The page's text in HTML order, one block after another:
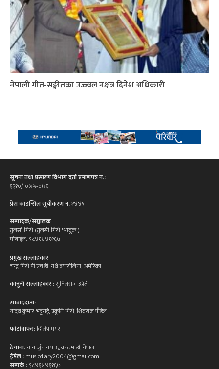
नेपाली गीत-सङ्गीतका उज्ज्वल नक्षत्र दिनेश अधिकारी
सूचना तथा प्रसारण विभाग दर्ता प्रमाणपत्र न.:
१२१०/ ०७५-०७६
प्रेस काउन्सिल सूचीकरण नं.१४४९
सम्पादक/सञ्चालक
तुलसी गिरी (तुलसी गिरी 'भावुक')
मोबाईल: ९८४१४४११६७
प्रमुख सल्लाहकार
चन्द्र गिरी पी.एच.डी. नर्थ क्यारोलिना, अमेरिका
कानुनी सल्लाहकार :सुनिलराज उप्रेती
सम्वाददाता:
यादव कुमार भट्टराई, प्रकृति गिरी, शिवराज पौडेल
फोटोग्राफर:दिलिप मगर
ठेगाना:नागार्जुन न.पा.६, काठमाडौं, नेपाल
ईमेल :musicdiary2004@gmail.com
सम्पर्क :९८४१४४११६७